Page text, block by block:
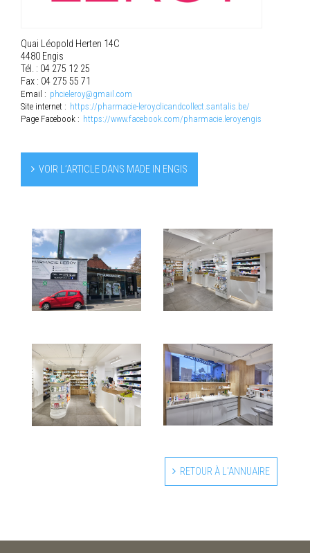
Quai Léopold Herten 14C
4480 Engis
Tél. : 04 275 12 25
Fax : 04 275 55 71
Email : phcieleroy@gmail.com
Site internet : https://pharmacie-leroy.clicandcollect.santalis.be/
Page Facebook : https://www.facebook.com/pharmacie.leroy.engis
VOIR L’ARTICLE DANS MADE IN ENGIS
RETOUR À L'ANNUAIRE